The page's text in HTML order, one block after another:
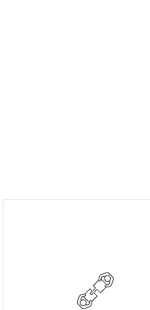
persönlichen
Einklang zu bringen, was